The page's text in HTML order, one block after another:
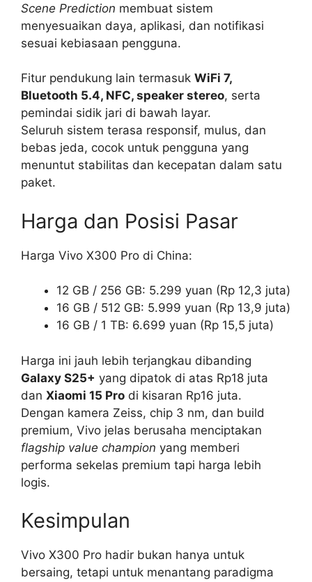
Scene Prediction membuat sistem
menyesuaikan daya, aplikasi, dan notifikasi
sesuai kebiasaan pengguna.
Fitur pendukung lain termasuk WiFi 7,
Bluetooth 5.4, NFC, speaker stereo, serta
pemindai sidik jari di bawah layar.
Seluruh sistem terasa responsif, mulus, dan
bebas jeda, cocok untuk pengguna yang
menuntut stabilitas dan kecepatan dalam satu
paket.
Harga dan Posisi Pasar
Harga Vivo X300 Pro di China:
12 GB / 256 GB: 5.299 yuan (Rp 12,3 juta)
16 GB / 512 GB: 5.999 yuan (Rp 13,9 juta)
16 GB / 1 TB: 6.699 yuan (Rp 15,5 juta)
Harga ini jauh lebih terjangkau dibanding
Galaxy S25+ yang dipatok di atas Rp18 juta
dan Xiaomi 15 Pro di kisaran Rp16 juta.
Dengan kamera Zeiss, chip 3 nm, dan build
premium, Vivo jelas berusaha menciptakan
flagship value champion yang memberi
performa sekelas premium tapi harga lebih
logis.
Kesimpulan
Vivo X300 Pro hadir bukan hanya untuk
bersaing, tetapi untuk menantang paradigma